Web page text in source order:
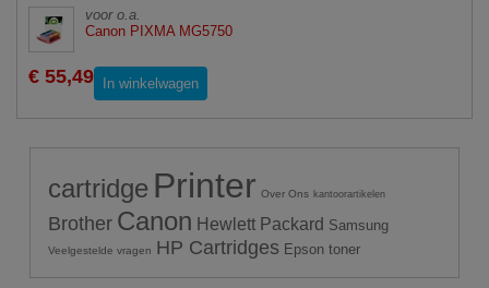
voor o.a.
Canon PIXMA MG5750
€ 55,49 In winkelwagen
cartridge Printer Over Ons kantoorartikelen
Brother Canon Hewlett Packard Samsung
Veelgestelde vragen HP Cartridges Epson toner